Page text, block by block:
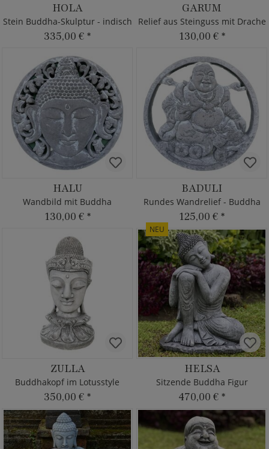
HOLA
Stein Buddha-Skulptur - indisch
335,00 € *
GARUM
Relief aus Steinguss mit Drache
130,00 € *
HALU
Wandbild mit Buddha
130,00 € *
BADULI
Rundes Wandrelief - Buddha
125,00 € *
ZULLA
Buddhakopf im Lotusstyle
350,00 € *
NEU
HELSA
Sitzende Buddha Figur
470,00 € *